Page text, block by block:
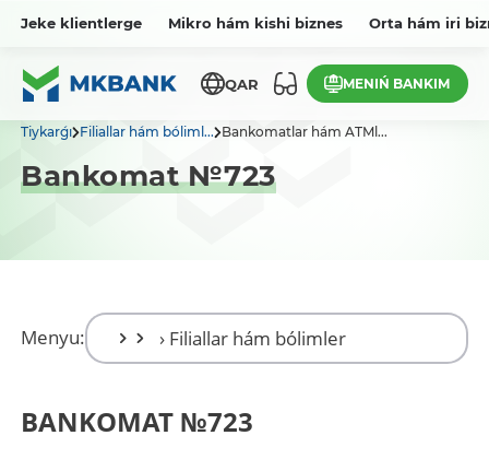
Jeke klientlerge Mikro hám kishi biznes Orta hám iri
QAR MENIŃ BANKIM
Tiykarǵı Filiallar hám bóliml... Bankomatlar hám ATMl...
Bankomat №723
Menyu:
BANKOMAT №723